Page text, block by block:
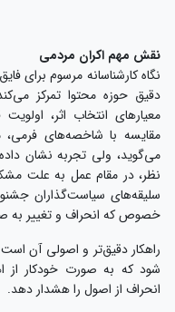
نقش مهم اکران مردمی
نگاه کارشناسانه مرسوم برای
دقیق حوزه محتوا تمرکز
معیارهای انتخاب اثر،
مقایسه با شاخصه‌های
می‌گوید، ولی تجربه نشان
نظر، در مقام عمل به علت
سلیقه‌های سیاست‌گذاران
خصوص که انحراف و تغییر
راهکار دقیق‌تر و اصولی آن است
شود که به صورت خودکار از
انحراف از اصول را هشدار دهد.